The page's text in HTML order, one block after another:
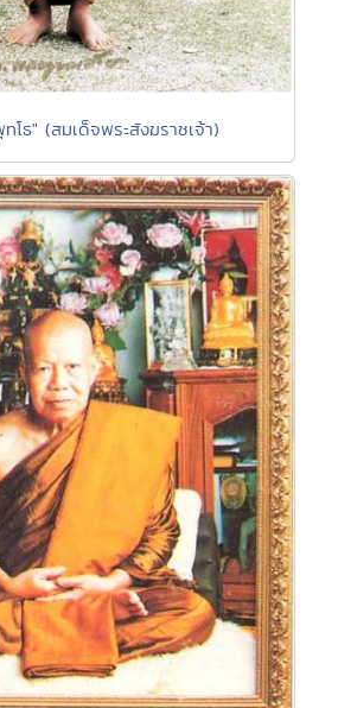
ธ" (สมเด็จพระสังฆราชเจ้า)